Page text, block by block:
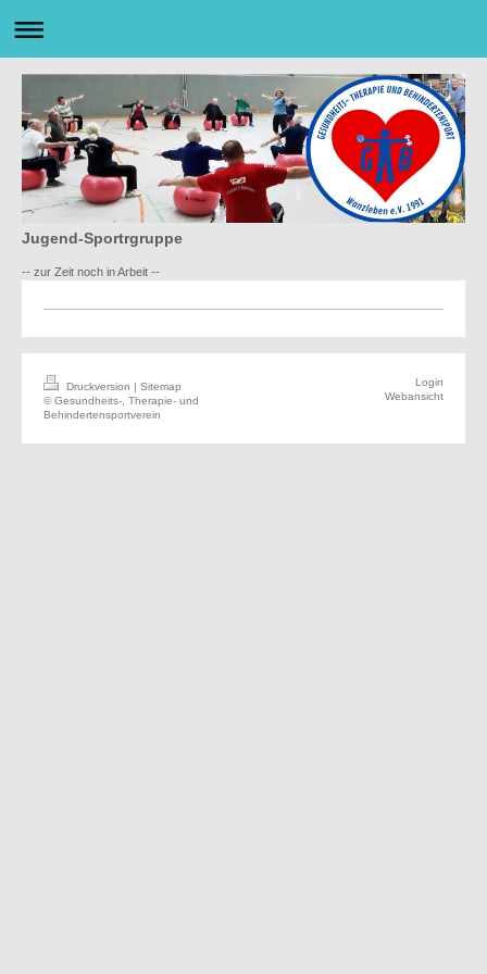
Jugend-Sportrgruppe
-- zur Zeit noch in Arbeit --
Druckversion | Sitemap
© Gesundheits-, Therapie- und
Behindertensportverein
Login
Webansicht